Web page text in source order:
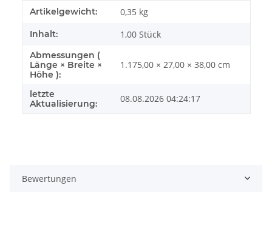
Produkteigenschaft
Wert
Artikelgewicht: 0,35 kg
Inhalt: 1,00 Stück
Abmessungen (
Länge × Breite ×
Höhe ):
1.175,00 × 27,00 × 38,00 cm
letzte
Aktualisierung:
08.08.2026 04:24:17
Bewertungen